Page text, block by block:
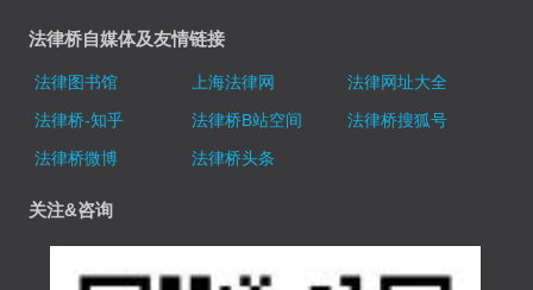
法律桥自媒体及友情链接
法律图书馆 上海法律网
法律网址大全
法律桥-知乎
法律桥B站空间
法律桥搜狐号
法律桥微博
法律桥头条
关注&咨询